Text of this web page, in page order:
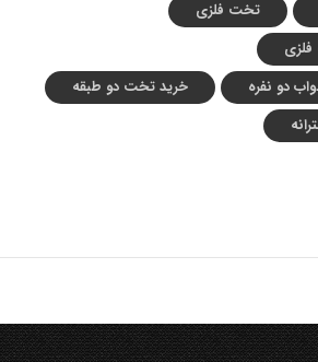
تخت فلزی
دو نفره
خرید تخت دو طبقه